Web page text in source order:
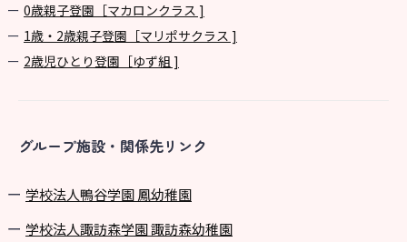
0歳親子登園［マカロンクラス ]
1歳・2歳親子登園［マリポサクラス ]
2歳児ひとり登園［ゆず組 ]
グループ施設・関係先リンク
学校法⼈鴨⾕学園 鳳幼稚園
学校法⼈諏訪森学園 諏訪森幼稚園